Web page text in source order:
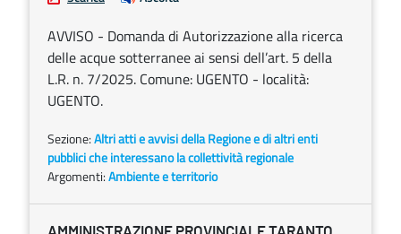
AVVISO - Domanda di Autorizzazione alla ricerca
delle acque sotterranee ai sensi dell’art. 5 della
L.R. n. 7/2025. Comune: UGENTO - località:
UGENTO.
Sezione:Altri atti e avvisi della Regione e di altri enti
pubblici che interessano la collettività regionale
Argomenti:Ambiente e territorio